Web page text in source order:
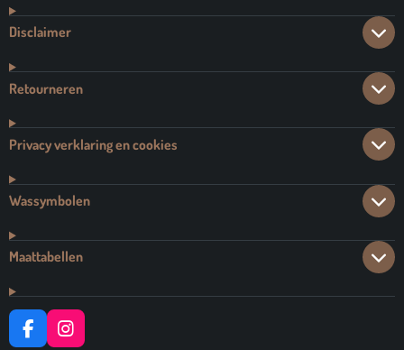
Disclaimer
Retourneren
Privacy verklaring en cookies
Wassymbolen
Maattabellen
F
I